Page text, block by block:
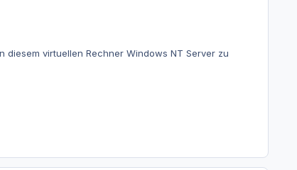
virtuellen Rechner Windows NT Server zu